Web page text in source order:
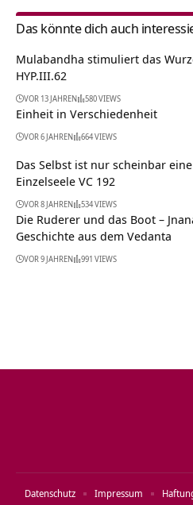
Das könnte dich auch
Mulabandha stimuliert das
HYP.III.62
VOR 13 JAHREN 580 VIEWS
Einheit in Verschiedenheit
VOR 6 JAHREN 664 VIEWS
Das Selbst ist nur scheinbar eine
Einzelseele VC 192
VOR 8 JAHREN 534 VIEWS
Die Ruderer und das Boot –
Geschichte aus dem Vedanta
VOR 9 JAHREN 991 VIEWS
Datenschutz Impressum